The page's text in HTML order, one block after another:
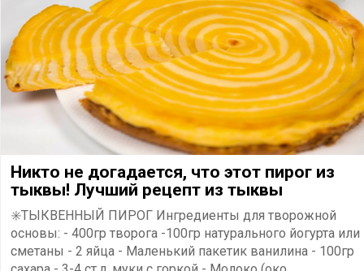
Никто не догадается, что этот пирог из
тыквы! Лучший рецепт из тыквы
✳️ТЫКВЕННЫЙ ПИРОГ Ингредиенты для творожной
основы: - 400гр творога -100гр натурального йогурта или
сметаны - 2 яйца - Маленький пакетик ванилина - 100гр